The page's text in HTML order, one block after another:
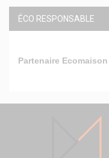
ÉCO RESPONSABLE
Partenaire Ecomaison